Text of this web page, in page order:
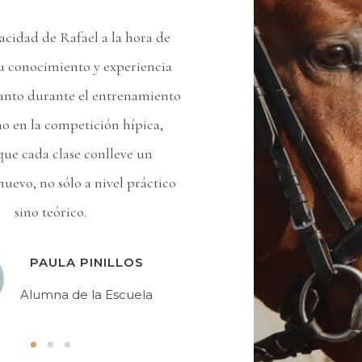
de Rafael a la hora de
conocimiento y experiencia
durante el entrenamiento
en la competición hípica,
cada clase conlleve un
no sólo a nivel práctico
sino teórico.
PAULA PINILLOS
Alumna de la Escuela
Rafael es uno de los
competición, a nivel
que así lo
nacionales e
ser un magnifico
entender y corregir
inevitablemente